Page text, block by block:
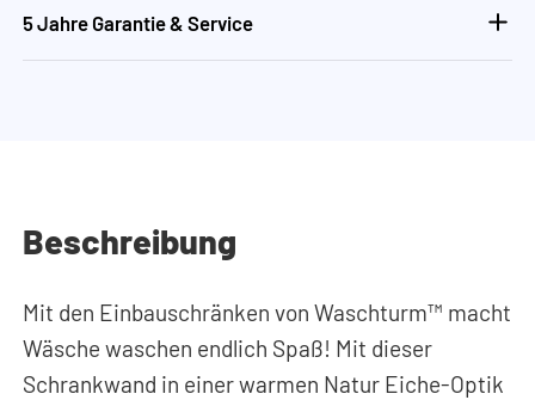
5 Jahre Garantie & Service
Beschreibung
Mit den Einbauschränken von Waschturm™ macht
Wäsche waschen endlich Spaß! Mit dieser
Schrankwand in einer warmen Natur Eiche-Optik